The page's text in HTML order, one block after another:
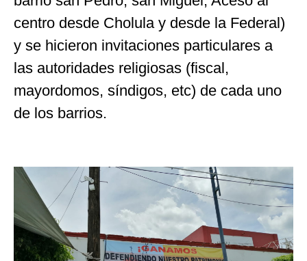
centro desde Cholula y desde la Federal)
y se hicieron invitaciones particulares a
las autoridades religiosas (fiscal,
mayordomos, síndigos, etc) de cada uno
de los barrios.